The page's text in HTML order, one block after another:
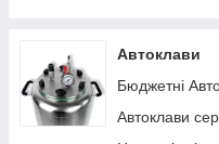
Автоклави
Бюджетні
Автоклави